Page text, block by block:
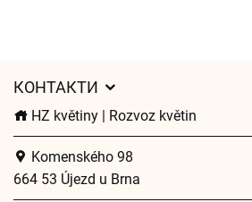
КОНТАКТИ
HZ květiny | Rozvoz květin
Komenského 98
664 53 Újezd u Brna